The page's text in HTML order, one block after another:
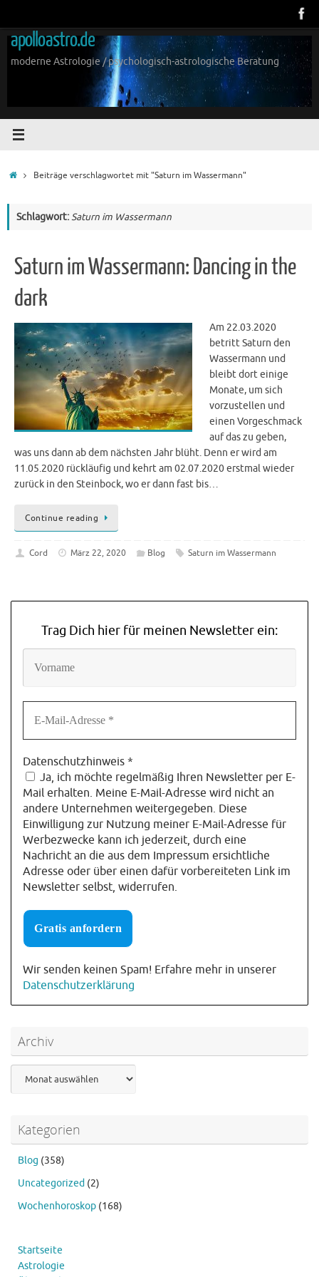
springen
apolloastro.de
moderne Astrologie / psychologisch-astrologische Beratung
StartBeiträge verschlagwortet mit "Saturn im Wassermann"
Schlagwort:Saturn im Wassermann
Saturn im Wassermann: Dancing in the
dark
Am 22.03.2020
betritt Saturn den
Wassermann und
bleibt dort einige
Monate, um sich
vorzustellen und
einen Vorgeschmack
auf das zu geben,
was uns dann ab dem nächsten Jahr blüht. Denn er wird am
11.05.2020 rückläufig und kehrt am 02.07.2020 erstmal wieder
zurück in den Steinbock, wo er dann fast bis…
Continue reading
Cord März 22, 2020 Blog Saturn im Wassermann
Trag Dich hier für meinen Newsletter ein:
Datenschutzhinweis *
Ja, ich möchte regelmäßig Ihren Newsletter per E-
Mail erhalten. Meine E-Mail-Adresse wird nicht an
andere Unternehmen weitergegeben. Diese
Einwilligung zur Nutzung meiner E-Mail-Adresse für
Werbezwecke kann ich jederzeit, durch eine
Nachricht an die aus dem Impressum ersichtliche
Adresse oder über einen dafür vorbereiteten Link im
Newsletter selbst, widerrufen.
Wir senden keinen Spam! Erfahre mehr in unserer
Datenschutzerklärung
Archiv
Kategorien
Blog (358)
Uncategorized (2)
Wochenhoroskop (168)
Startseite
Astrologie